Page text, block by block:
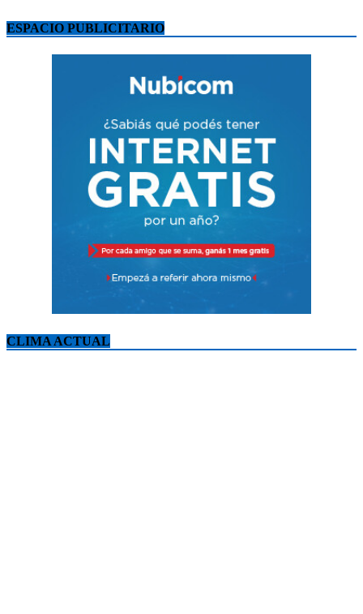
ESPACIO PUBLICITARIO
CLIMA ACTUAL